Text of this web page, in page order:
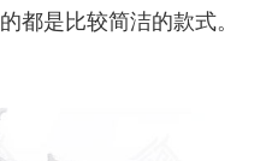
都是比较简洁的款式。